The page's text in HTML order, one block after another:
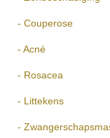
- Couperose
- Acné
- Rosacea
- Littekens
-